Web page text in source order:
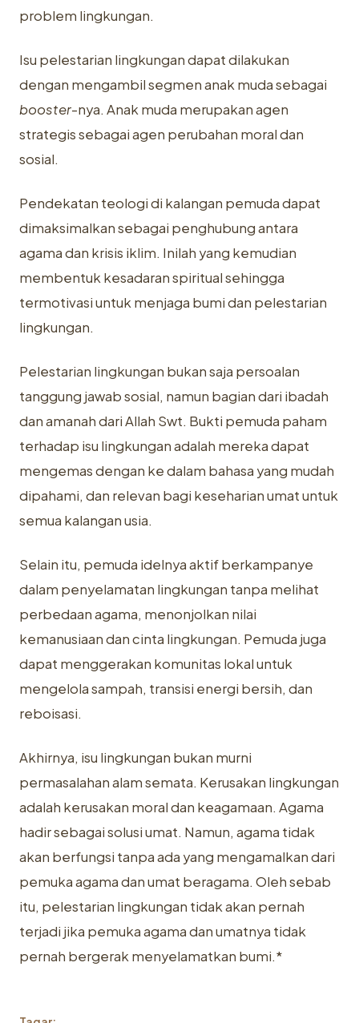
problem lingkungan.
Isu pelestarian lingkungan dapat dilakukan
dengan mengambil segmen anak muda sebagai
booster-nya. Anak muda merupakan agen
strategis sebagai agen perubahan moral dan
sosial.
Pendekatan teologi di kalangan pemuda dapat
dimaksimalkan sebagai penghubung antara
agama dan krisis iklim. Inilah yang kemudian
membentuk kesadaran spiritual sehingga
termotivasi untuk menjaga bumi dan pelestarian
lingkungan.
Pelestarian lingkungan bukan saja persoalan
tanggung jawab sosial, namun bagian dari ibadah
dan amanah dari Allah Swt. Bukti pemuda paham
terhadap isu lingkungan adalah mereka dapat
mengemas dengan ke dalam bahasa yang mudah
dipahami, dan relevan bagi keseharian umat untuk
semua kalangan usia.
Selain itu, pemuda idelnya aktif berkampanye
dalam penyelamatan lingkungan tanpa melihat
perbedaan agama, menonjolkan nilai
kemanusiaan dan cinta lingkungan. Pemuda juga
dapat menggerakan komunitas lokal untuk
mengelola sampah, transisi energi bersih, dan
reboisasi.
Akhirnya, isu lingkungan bukan murni
permasalahan alam semata. Kerusakan lingkungan
adalah kerusakan moral dan keagamaan. Agama
hadir sebagai solusi umat. Namun, agama tidak
akan berfungsi tanpa ada yang mengamalkan dari
pemuka agama dan umat beragama. Oleh sebab
itu, pelestarian lingkungan tidak akan pernah
terjadi jika pemuka agama dan umatnya tidak
pernah bergerak menyelamatkan bumi.*